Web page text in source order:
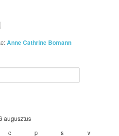
Anne Cathrine Bomann
augusztus
c p s
v